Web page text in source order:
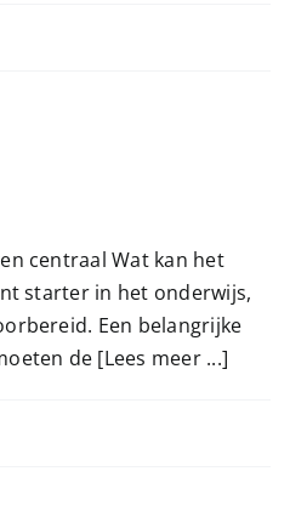
centraal Wat kan het
starter in het onderwijs,
Een belangrijke
de [Lees meer ...]